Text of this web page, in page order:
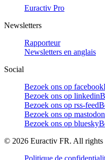
Euractiv Pro
Newsletters
Rapporteur
Newsletters en anglais
Social
Bezoek ons op facebook
Bezoek ons op linkedin
Bezoek ons op rss-feed
Bezoek ons op mastodon
Bezoek ons op bluesky
© 2026 Euractiv FR. All rights
Politique de